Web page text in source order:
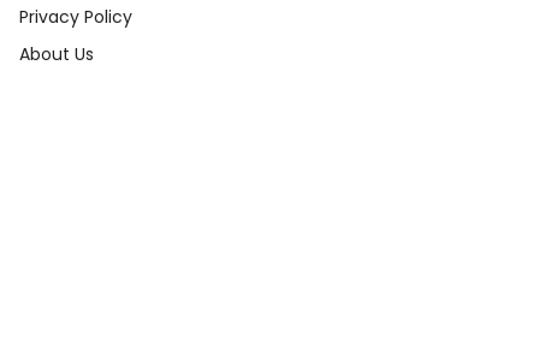
Privacy Policy
About Us